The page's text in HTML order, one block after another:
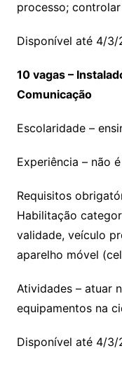
processo;
Disponível até 4/3/
10 vagas –
Comunicação
Escolaridade –
Experiência – não
Requisitos
Habilitação
validade, veículo
aparelho móvel
Atividades – atuar
equipamentos na
Disponível até 4/3/